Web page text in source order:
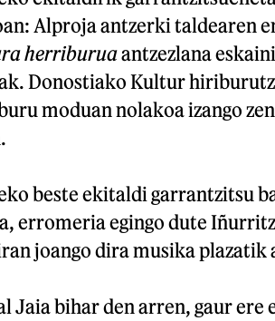
Alproja antzerki taldearen
herriburuaantzezlana
Donostiako Kultur
moduan nolakoa izango
beste ekitaldi garrantzitsu
erromeria egingo dute
joango dira musika plazatik
Jaia bihar den arren, gaur ere